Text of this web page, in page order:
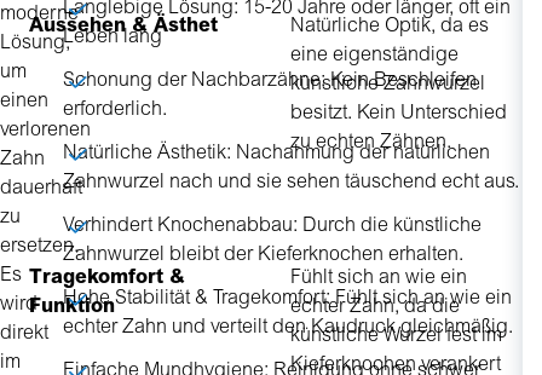
moderne
Lösung,
um
einen
verlorenen
Zahn
dauerhaft
zu
ersetzen.
Es
wird
direkt
im
Aussehen & Ästhet
Natürliche Optik, da es
eine eigenständige
künstliche Zahnwurzel
besitzt. Kein Unterschied
zu echten Zähnen.
Tragekomfort &
Funktion
Fühlt sich an wie ein
echter Zahn, da die
künstliche Wurzel fest im
Kieferknochen verankert
Langlebige Lösung: 15-20 Jahre oder länger, oft ein
Leben lang
Schonung der Nachbarzähne: Kein Beschleifen
erforderlich.
Natürliche Ästhetik: Nachahmung der natürlichen
Zahnwurzel nach und sie sehen täuschend echt aus.
Verhindert Knochenabbau: Durch die künstliche
Zahnwurzel bleibt der Kieferknochen erhalten.
Hohe Stabilität & Tragekomfort: Fühlt sich an wie ein
echter Zahn und verteilt den Kaudruck gleichmäßig.